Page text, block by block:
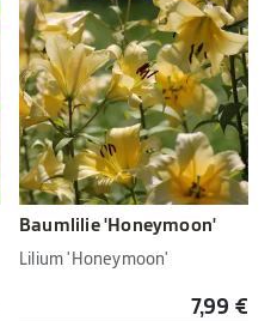
Baumlilie 'Honeymoon'
Lilium 'Honeymoon'
7,99 €